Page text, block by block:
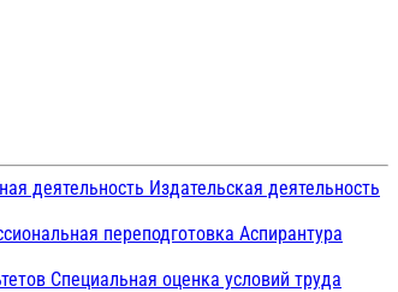
деятельность Издательская деятельность
переподготовка Аспирантура
Специальная оценка условий труда